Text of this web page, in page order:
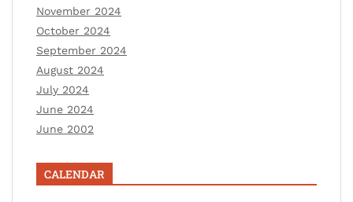
November 2024
October 2024
September 2024
August 2024
July 2024
June 2024
June 2002
CALENDAR